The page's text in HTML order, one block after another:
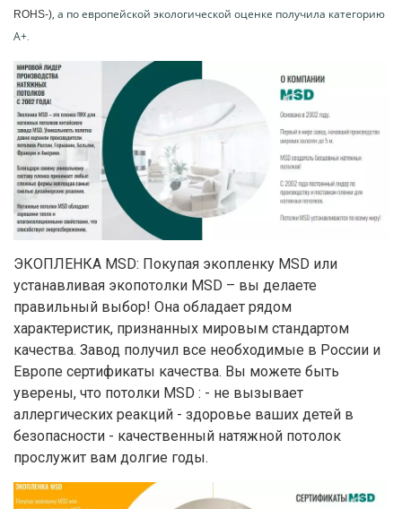
ROHS-), а по европейской экологической оценке получила категорию
A+.
ЭКОПЛЕНКА MSD: Покупая экопленку MSD или
устанавливая экопотолки MSD – вы делаете
правильный выбор! Она обладает рядом
характеристик, признанных мировым стандартом
качества. Завод получил все необходимые в России и
Европе сертификаты качества. Вы можете быть
уверены, что потолки MSD : - не вызывает
аллергических реакций - здоровье ваших детей в
безопасности - качественный натяжной потолок
прослужит вам долгие годы.